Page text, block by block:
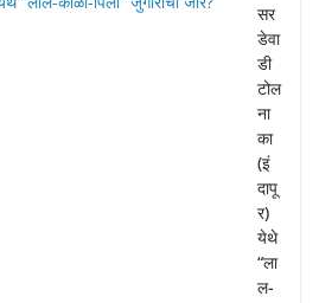
सर
डेवा
डी
टोल
ना
का
(इं
दापू
र)
येथे
“ला
ल-